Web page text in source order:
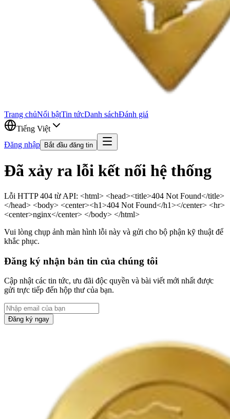
Trang chủNổi bậtTin tứcDanh sáchĐánh giá
Tiếng Việt
Đăng nhập
Bắt đầu đăng tin
Đã xảy ra lỗi kết nối hệ thống
Lỗi HTTP 404 từ API: <html> <head><title>404 Not Found</title>
</head> <body> <center><h1>404 Not Found</h1></center> <hr>
<center>nginx</center> </body> </html>
Vui lòng chụp ảnh màn hình lỗi này và gửi cho bộ phận kỹ thuật để
khắc phục.
Đăng ký nhận bản tin của chúng tôi
Cập nhật các tin tức, ưu đãi độc quyền và bài viết mới nhất được
gửi trực tiếp đến hộp thư của bạn.
Đăng ký ngay